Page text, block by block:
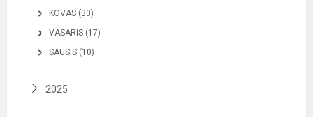
KOVAS (30)
VASARIS (17)
SAUSIS (10)
2025